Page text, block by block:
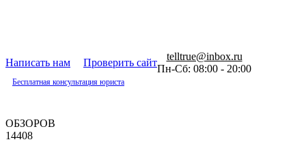
Написать нам Проверить сайт
telltrue@inbox.ru
Пн-Сб: 08:00 - 20:00
Бесплатная консультация юриста
ОБЗОРОВ
14408